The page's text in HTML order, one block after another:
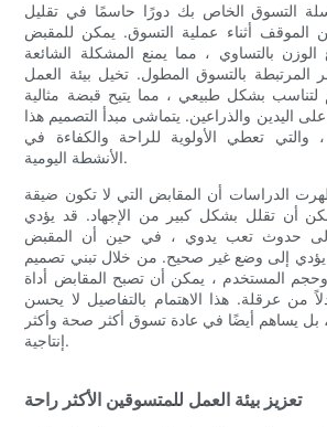
التسوق الخاص بك دورًا حاسمًا في تقليل
الموقف أثناء عملية التسوق. يمكن للمقبض
بالتساوي ، مما يمنع المشكلة الشائعة
المرتبطة بالتسوق المطول. تخيل بيئة العمل
بشكل طبيعي ، مما يتيح قبضة مثالية
اليدين والذراعين. يتماشى مبدأ التصميم هذا
، والتي تعطي الأولوية للراحة والكفاءة في
الأنشطة اليومية.
الدراسات أن المقابض التي لا تكون ضيقة
أن تقلل بشكل كبير من الإجهاد. قد يؤدي
حدوث تعب يدوي ، في حين أن المقبض
إلى وضع غير صحيح. من خلال تبني تصميم
المستخدم ، يمكن أن تصبح المقابض أداة
من عرقلة. هذا الاهتمام بالتفاصيل لا يحسن
بل يساهم أيضًا في عادة تسوق أكثر صحة وأكثر
إنتاجية.
تعزيز بيئة العمل للمتسوقين الأكثر راحة